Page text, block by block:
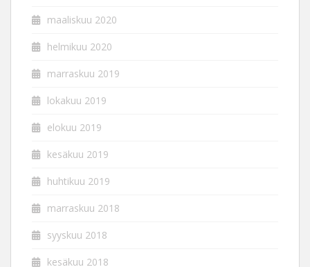
maaliskuu 2020
helmikuu 2020
marraskuu 2019
lokakuu 2019
elokuu 2019
kesäkuu 2019
huhtikuu 2019
marraskuu 2018
syyskuu 2018
kesäkuu 2018